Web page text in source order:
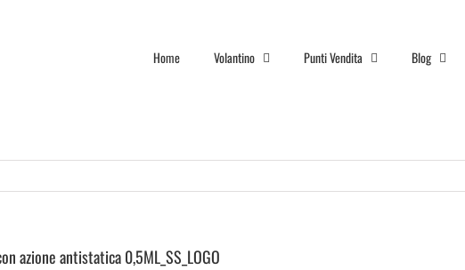
Home Volantino Punti Vendita Blog
azione antistatica 0,5ML_SS_LOGO